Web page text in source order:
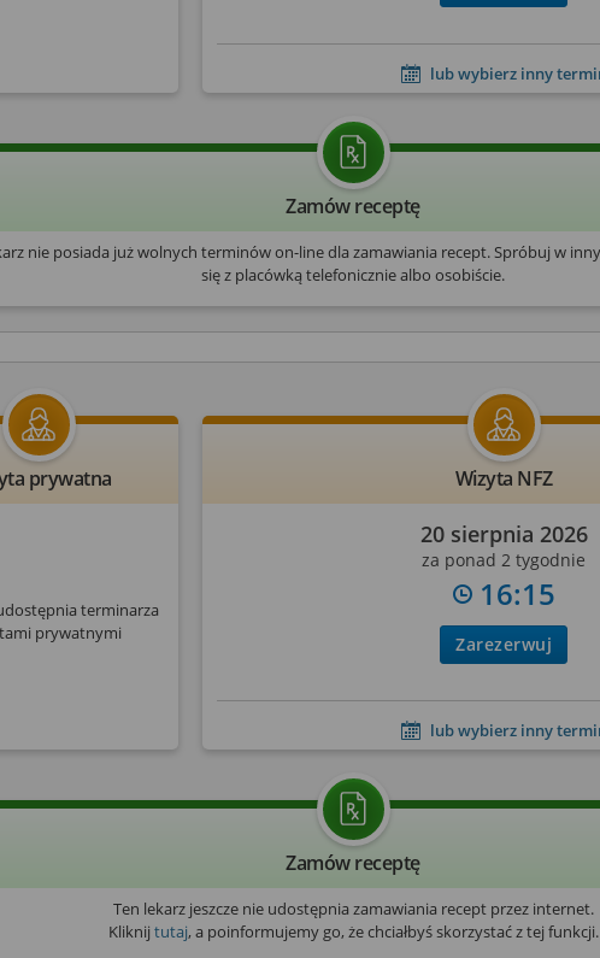
lub wybierz inny
Zamów receptę
nie posiada już wolnych terminów on-line dla zamawiania recept. Spróbuj w
się z placówką telefonicznie albo osobiście.
prywatna
terminarza
prywatnymi
Wizyta NFZ
20 sierpnia 2026
za ponad 2 tygodnie
16:15
Zarezerwuj
lub wybierz inny
Zamów receptę
Ten lekarz jeszcze nie udostępnia zamawiania recept przez internet.
Kliknij tutaj, a poinformujemy go, że chciałbyś skorzystać z tej funkcji.